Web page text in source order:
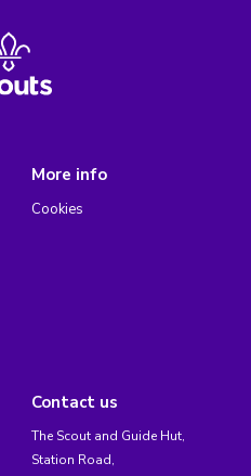
More info
Cookies
Contact us
The Scout and Guide Hut,
Station Road,